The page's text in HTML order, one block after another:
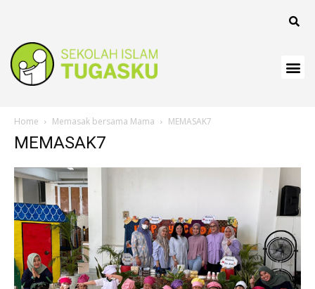
Home Memasak bersama Mama MEMASAK7
MEMASAK7